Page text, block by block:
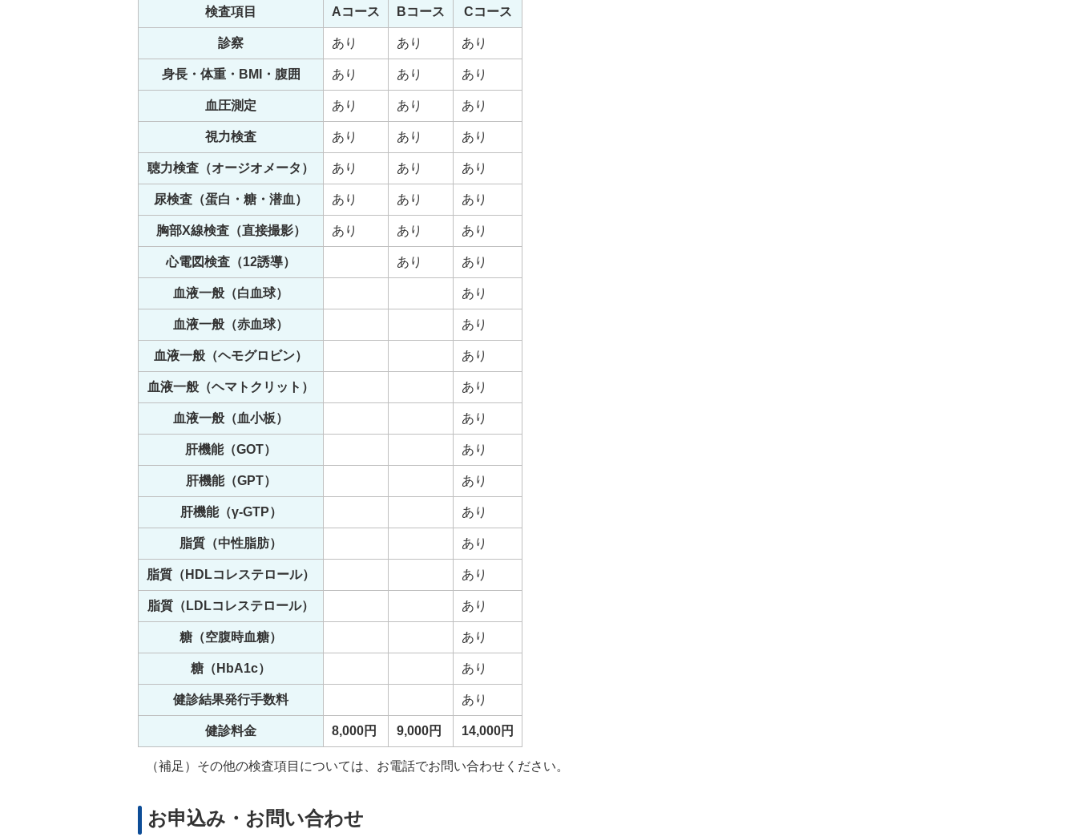
検査項目 Aコース Bコース Cコース
診察 あり あり あり
身長・体重・BMI・腹囲 あり あり あり
血圧測定 あり あり あり
視力検査 あり あり あり
聴力検査（オージオメータ） あり あり あり
尿検査（蛋白・糖・潜血） あり あり あり
胸部X線検査（直接撮影） あり あり あり
心電図検査（12誘導） あり あり
血液一般（白血球） あり
血液一般（赤血球） あり
血液一般（ヘモグロビン） あり
血液一般（ヘマトクリット） あり
血液一般（血小板） あり
肝機能（GOT） あり
肝機能（GPT） あり
肝機能（γ-GTP） あり
脂質（中性脂肪） あり
脂質（HDLコレステロール） あり
脂質（LDLコレステロール） あり
糖（空腹時血糖） あり
糖（HbA1c） あり
健診結果発行手数料 あり
健診料金 8,000円 9,000円 14,000円
（補足）その他の検査項目については、お電話でお問い合わせください。
お申込み・お問い合わせ